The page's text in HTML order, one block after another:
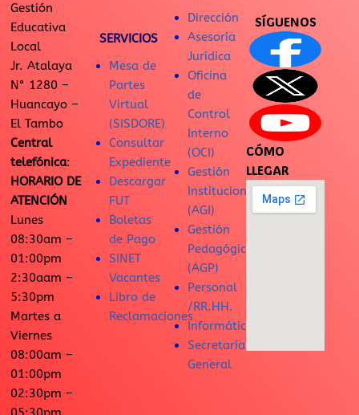
Gestión
Educativa
Local
Jr. Atalaya
N° 1280 –
Huancayo –
El Tambo
Central
telefónica:
HORARIO DE
ATENCIÓN
Lunes
08:30am –
01:00pm
2:30aam –
5:30pm
Martes a
Viernes
08:00am –
01:00pm
02:30pm –
SERVICIOS
Mesa de
Partes
Virtual
(SISDORE)
Consultar
Expediente
Descargar
FUT
Boletas
de Pago
SINET
Vacantes
Libro de
Reclamaciones
Dirección
Asesoría
Jurídica
Oficina
de
Control
Interno
(OCI)
Gestión
Institucional
(AGI)
Gestión
Pedagógica
(AGP)
Personal
/RR.HH.
Informática
Secretaría
General
SÍGUENOS
CÓMO
LLEGAR